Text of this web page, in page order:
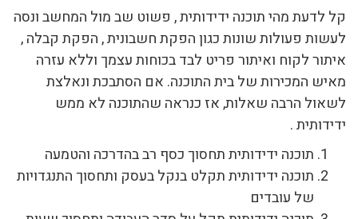
קל לדעת מהי תוכנה ידידותית , פשוט שב מול המחשב ונסה
לעשות פעולות שונות כגון הפקת חשבונית , הפקת קבלה ,
איתור לקוח ואיתור פריט לבד בכוחות עצמך וללא עזרה
מאיש המכירות של בית התוכנה. אם הסתבכת ונאלצת
לשאול הרבה שאלות, אז כנראה שהתוכנה לא ממש
ידידותית .
תוכנה ידידותית תחסוך כסף רב בהדרכה והטמעה
תוכנה ידידותית תקלט בנקל בעסק ותחסוך התנגדויות
של עובדים